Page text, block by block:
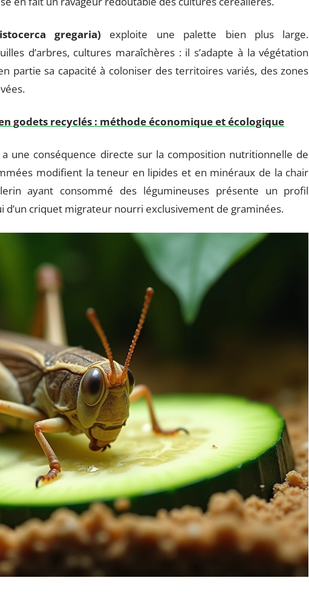
gregaria) exploite une palette bien plus large.
d’arbres, cultures maraîchères : il s’adapte à la végétation
partie sa capacité à coloniser des territoires variés, des zones
godets recyclés : méthode économique et écologique
une conséquence directe sur la composition nutritionnelle de
modifient la teneur en lipides et en minéraux de la chair
ayant consommé des légumineuses présente un profil
criquet migrateur nourri exclusivement de graminées.